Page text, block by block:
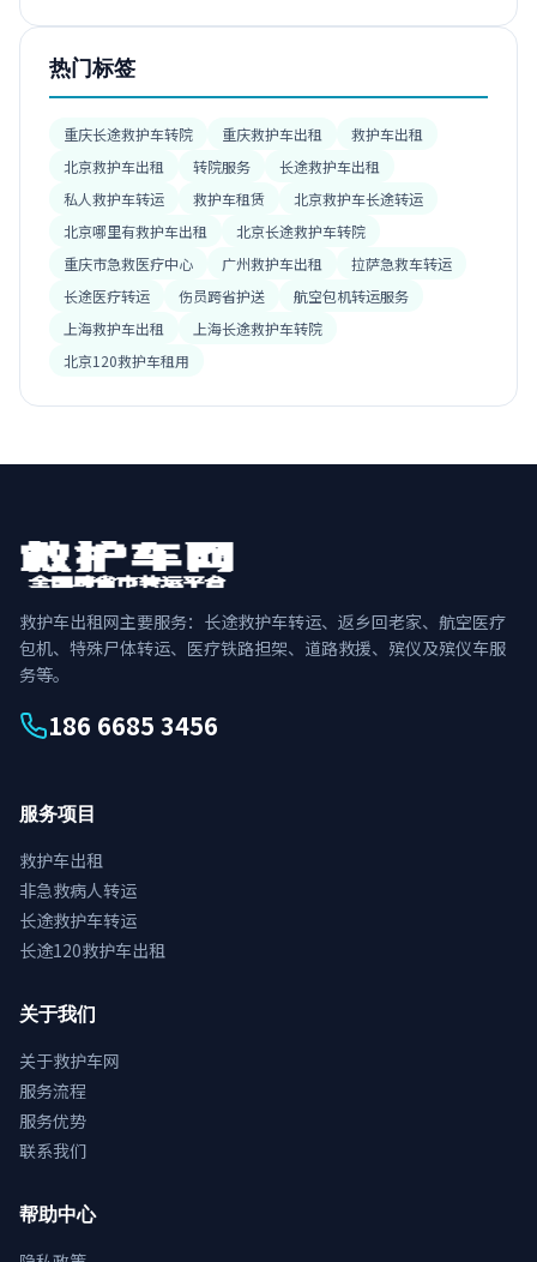
热门标签
重庆长途救护车转院 重庆救护车出租
救护车出租
北京救护车出租
转院服务
长途救护车出租
私人救护车转运
救护车租赁
北京救护车长途转运
北京哪里有救护车出租
北京长途救护车转院
重庆市急救医疗中心
广州救护车出租
拉萨急救车转运
长途医疗转运
伤员跨省护送
航空包机转运服务
上海救护车出租
上海长途救护车转院
北京120救护车租用
救护车出租网主要服务：长途救护车转运、返乡回老家、航空医疗
包机、特殊尸体转运、医疗铁路担架、道路救援、殡仪及殡仪车服
务等。
186 6685 3456
服务项目
救护车出租
非急救病人转运
长途救护车转运
长途120救护车出租
关于我们
关于救护车网
服务流程
服务优势
联系我们
帮助中心